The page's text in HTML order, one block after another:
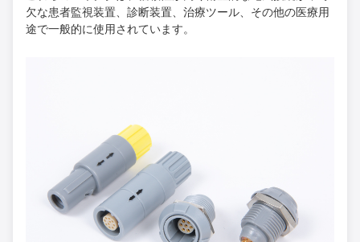
欠な患者監視装置、診断装置、治療ツール、その他の医療用
途で一般的に使用されています。